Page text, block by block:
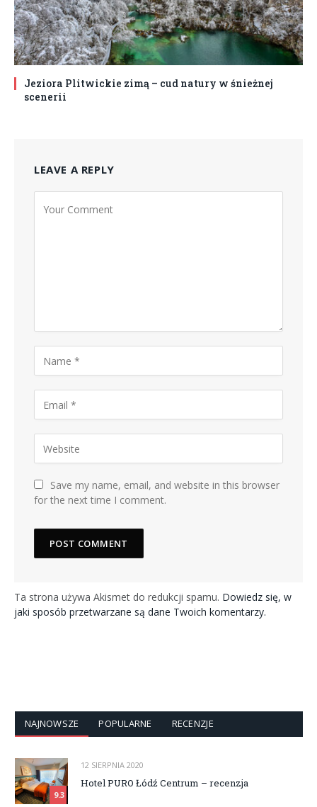
Jeziora Plitwickie zimą – cud natury w śnieżnej
scenerii
LEAVE A REPLY
Save my name, email, and website in this browser
for the next time I comment.
Ta strona używa Akismet do redukcji spamu. Dowiedz się, w
jaki sposób przetwarzane są dane Twoich komentarzy.
NAJNOWSZE POPULARNE RECENZJE
9.3
12 SIERPNIA 2020
Hotel PURO Łódź Centrum – recenzja